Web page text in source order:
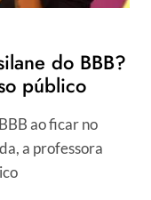
do BBB?
público
ao ficar no
a professora